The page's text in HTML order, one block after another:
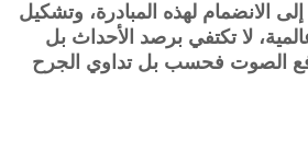
الانضمام لهذه المبادرة، وتشكيل
لا تكتفي برصد الأحداث بل
الصوت فحسب بل تداوي الجرح